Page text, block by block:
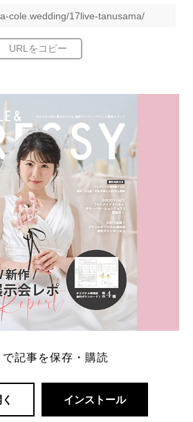
cole.wedding/17live-tanusama/
で記事を保存・購読
インストール